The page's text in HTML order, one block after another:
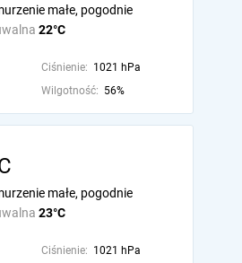
22°C
małe, pogodnie
Ciśnienie: 1021 hPa
Wilgotność: 56%
23°C
małe, pogodnie
Ciśnienie: 1021 hPa